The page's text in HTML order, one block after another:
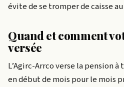
évite de se tromper de caisse
Quand et comment
versée
L’Agirc-Arrco verse la pension
en début de mois pour le mois